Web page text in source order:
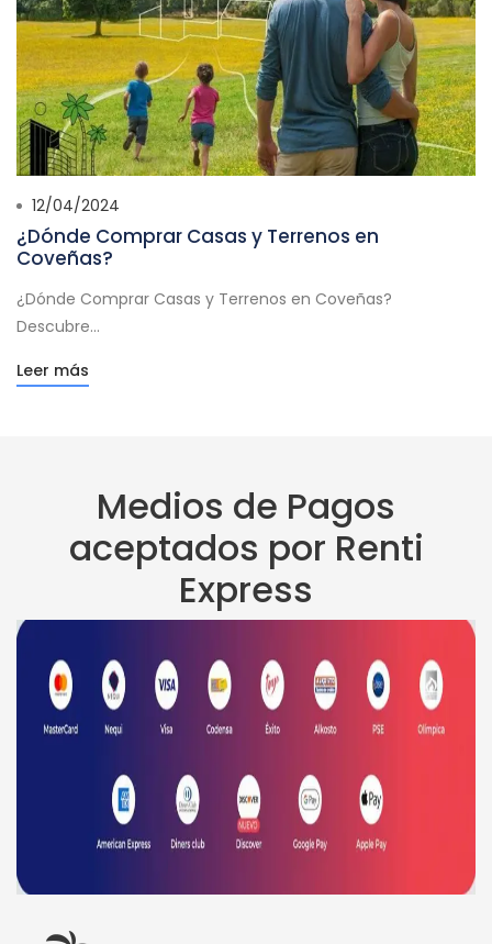
12/04/2024
¿Dónde Comprar Casas y Terrenos en
Coveñas?
¿Dónde Comprar Casas y Terrenos en Coveñas?
Descubre...
Leer más
Medios de Pagos
aceptados por Renti
Express